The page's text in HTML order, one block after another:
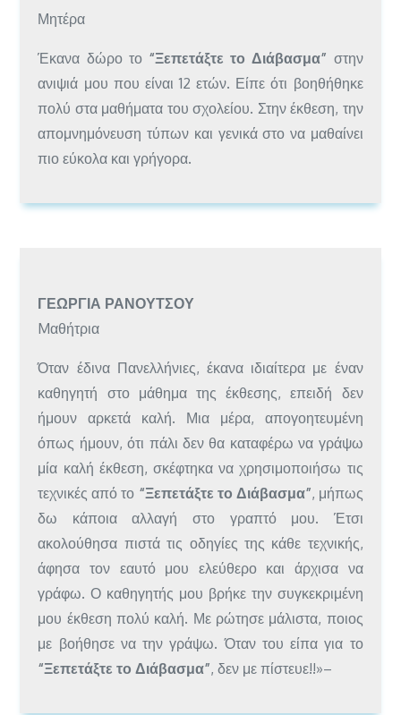
Μητέρα
Έκανα δώρο το“Ξεπετάξτε το Διάβασμα” στην
ανιψιά μου που είναι 12 ετών. Είπε ότι βοηθήθηκε
πολύ στα μαθήματα του σχολείου. Στην έκθεση, την
απομνημόνευση τύπων και γενικά στο να μαθαίνει
πιο εύκολα και γρήγορα.
ΓΕΩΡΓΊΑ ΡΑΝΟΎΤΣΟΥ
Mαθήτρια
Όταν έδινα Πανελλήνιες, έκανα ιδιαίτερα με έναν
καθηγητή στο μάθημα της έκθεσης, επειδή δεν
ήμουν αρκετά καλή. Μια μέρα, απογοητευμένη
όπως ήμουν, ότι πάλι δεν θα καταφέρω να γράψω
μία καλή έκθεση, σκέφτηκα να χρησιμοποιήσω τις
τεχνικές από το “Ξεπετάξτε το Διάβασμα”, μήπως
δω κάποια αλλαγή στο γραπτό μου. Έτσι
ακολούθησα πιστά τις οδηγίες της κάθε τεχνικής,
άφησα τον εαυτό μου ελεύθερο και άρχισα να
γράφω. Ο καθηγητής μου βρήκε την συγκεκριμένη
μου έκθεση πολύ καλή. Με ρώτησε μάλιστα, ποιος
με βοήθησε να την γράψω. Όταν του είπα για το
“Ξεπετάξτε το Διάβασμα”, δεν με πίστευε!!»–